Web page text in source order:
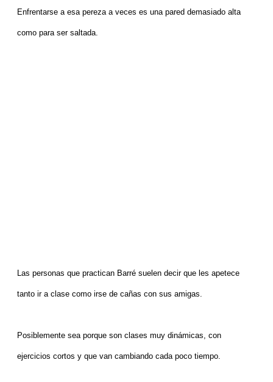
Enfrentarse a esa pereza a veces es una pared demasiado alta
como para ser saltada.
Las personas que practican Barré suelen decir que les apetece
tanto ir a clase como irse de cañas con sus amigas.
Posiblemente sea porque son clases muy dinámicas, con
ejercicios cortos y que van cambiando cada poco tiempo.